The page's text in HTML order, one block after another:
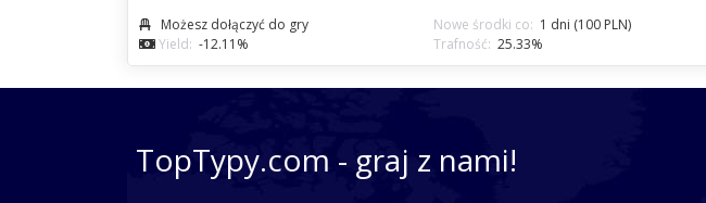
Możesz dołączyć do gry Nowe środki co: 1 dni (100 PLN)
Yield: -12.11% Trafność: 25.33%
TopTypy.com - graj z nami!